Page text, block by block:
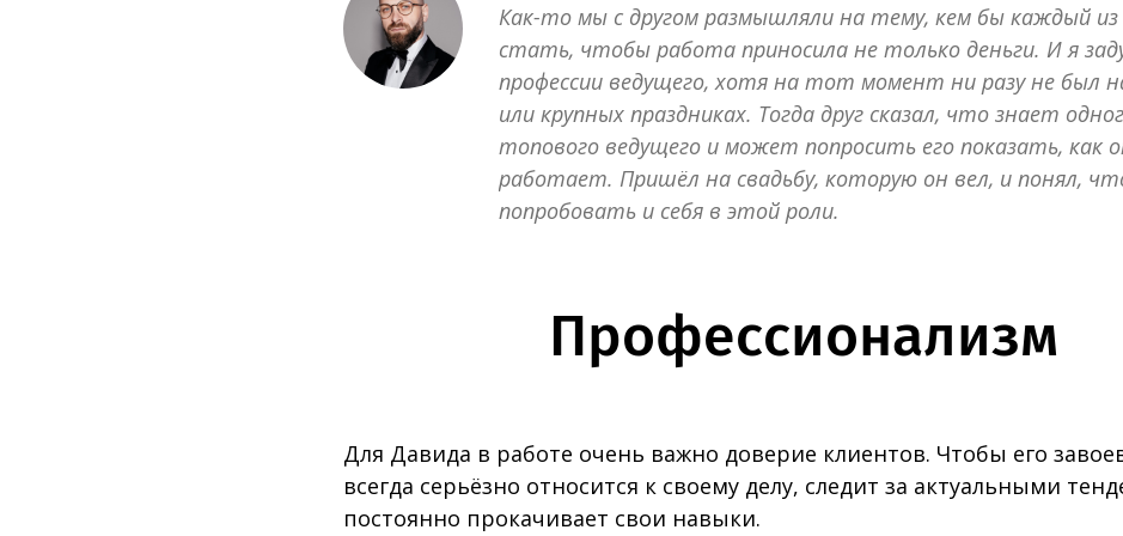
Как-то мы с другом размышляли на тему, кем бы каждый из
стать, чтобы работа приносила не только деньги. И я
профессии ведущего, хотя на тот момент ни разу не был
или крупных праздниках. Тогда друг сказал, что знает
топового ведущего и может попросить его показать, как
работает. Пришёл на свадьбу, которую он вел, и понял,
попробовать и себя в этой роли.
Профессионализм
Для Давида в работе очень важно доверие клиентов. Чтобы его
всегда серьёзно относится к своему делу, следит за актуальными
постоянно прокачивает свои навыки.